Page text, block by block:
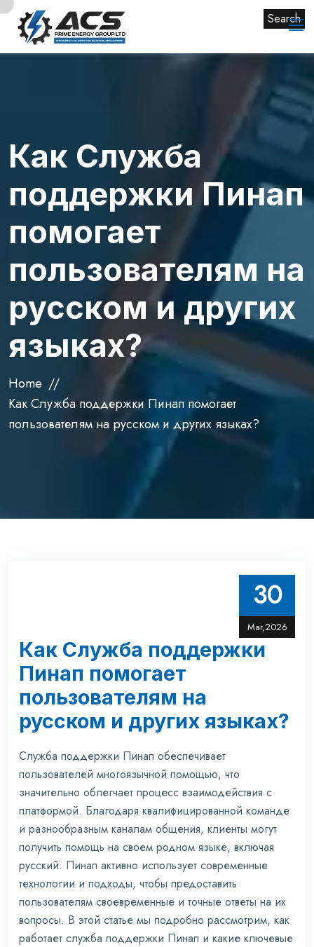
Как Служба
поддержки Пинап
помогает
пользователям на
русском и других
языках?
Home
Как Служба поддержки Пинап помогает
пользователям на русском и других языках?
30
Mar,2026
Как Служба поддержки
Пинап помогает
пользователям на
русском и других языках?
Служба поддержки Пинап обеспечивает
пользователей многоязычной помощью, что
значительно облегчает процесс взаимодействия с
платформой. Благодаря квалифицированной команде
и разнообразным каналам общения, клиенты могут
получить помощь на своем родном языке, включая
русский. Пинап активно использует современные
технологии и подходы, чтобы предоставить
пользователям своевременные и точные ответы на их
вопросы. В этой статье мы подробно рассмотрим, как
работает служба поддержки Пинап и какие ключевые
Search